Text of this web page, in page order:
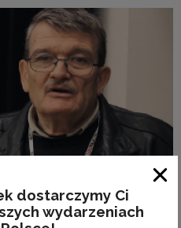
dostarczymy Ci
wydarzeniach